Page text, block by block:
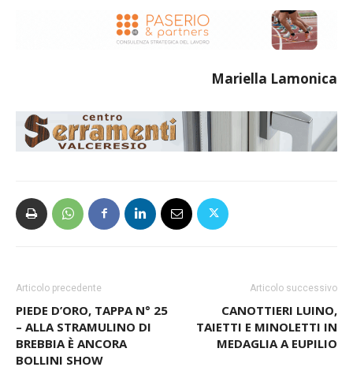
Mariella Lamonica
Articolo precedente
PIEDE D’ORO, TAPPA N° 25
– ALLA STRAMULINO DI
BREBBIA È ANCORA
BOLLINI SHOW
Articolo successivo
CANOTTIERI LUINO,
TAIETTI E MINOLETTI IN
MEDAGLIA A EUPILIO